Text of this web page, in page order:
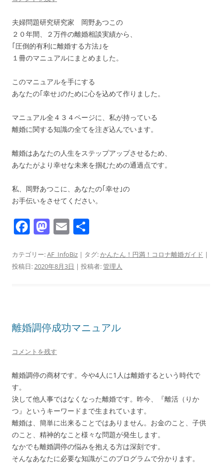
夫婦問題研究研究家 岡野あつこの
２０年間、２万件の離婚相談実績から、
｢圧倒的有利に離婚する方法｣を
１冊のマニュアルにまとめました。
このマニュアルを手にする
あなたの｢幸せ｣のために心を込めて作りました。
マニュアル全４３４ページに、私が持っている
離婚に関する知識の全てを注ぎ込んでいます。
離婚はあなたの人生をステップアップさせるため、
あなたがより幸せな未来を掴むための通過点です。
私、岡野あつこに、あなたの｢幸せ｣の
お手伝いをさせてください。
F
c
e
o
k
M
st
o
n
E
ai
l
カテゴリー:AF_InfoBiz | タグ:かんたん！円満！コロナ離婚ガイド |
投稿日:2020年8月3日 | 投稿者:管理人
離婚調停成功マニュアル
コメントを残す
離婚調停の商材です。今や4人に1人は離婚するという時代で
す。
決して他人事ではなくなった離婚です。昨今、『離活（りか
つ』というキーワードまで生まれています。
離婚は、簡単に出来ることではありません。お金のこと、子供
のこと、精神的なこと様々な問題が発生します。
なかでも離婚調停の悩みを抱える方は深刻です。
そんなあなたに必要な知識がこのプログラムで分かります。